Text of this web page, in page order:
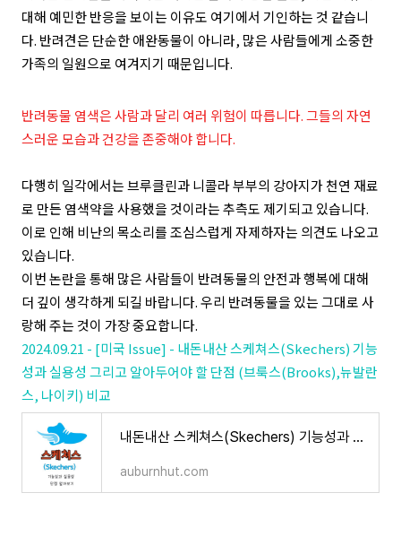
대해 예민한 반응을 보이는 이유도 여기에서 기인하는 것 같습니
다. 반려견은 단순한 애완동물이 아니라, 많은 사람들에게 소중한
가족의 일원으로 여겨지기 때문입니다.
반려동물 염색은 사람과 달리 여러 위험이 따릅니다. 그들의 자연
스러운 모습과 건강을 존중해야 합니다.
다행히 일각에서는 브루클린과 니콜라 부부의 강아지가 천연 재료
로 만든 염색약을 사용했을 것이라는 추측도 제기되고 있습니다.
이로 인해 비난의 목소리를 조심스럽게 자제하자는 의견도 나오고
있습니다.
이번 논란을 통해 많은 사람들이 반려동물의 안전과 행복에 대해
더 깊이 생각하게 되길 바랍니다. 우리 반려동물을 있는 그대로 사
랑해 주는 것이 가장 중요합니다.
2024.09.21 - [미국 Issue] - 내돈내산 스케쳐스(Skechers) 기능
성과 실용성 그리고 알아두어야 할 단점 (브룩스(Brooks),뉴발란
스, 나이키) 비교
내돈내산 스케쳐스(Skechers) 기능성과 실용성 그리고 알아두어야 할 단점 (브룩스(Brooks),뉴발란스,
auburnhut.com